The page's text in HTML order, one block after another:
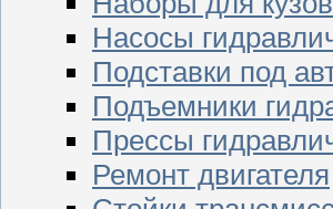
Насосы
Подставки под
Подъемники
Прессы
Ремонт двигателя